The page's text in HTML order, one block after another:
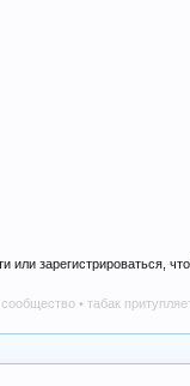
или зарегистрироваться,
• табак притупляет